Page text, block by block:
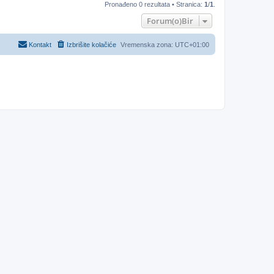
Pronađeno 0 rezultata • Stranica: 1/1
Forum(o)Bir
Vremenska zona: UTC+01:00
Izbrišite kolačiće
Kontakt